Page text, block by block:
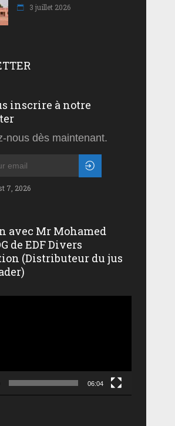
3 juillet 2026
inscrire à notre
nous dès maintenant.
7, 2026
avec Mr Mohamed
de EDF Divers
(Distributeur du jus
06:04